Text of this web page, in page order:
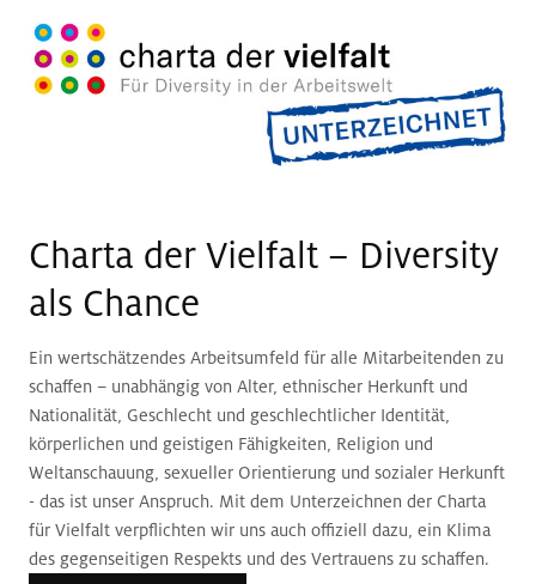
Charta der Vielfalt – Diversity
als Chance
Ein wertschätzendes Arbeitsumfeld für alle Mitarbeitenden zu
schaffen – unabhängig von Alter, ethnischer Herkunft und
Nationalität, Geschlecht und geschlechtlicher Identität,
körperlichen und geistigen Fähigkeiten, Religion und
Weltanschauung, sexueller Orientierung und sozialer Herkunft
- das ist unser Anspruch. Mit dem Unterzeichnen der Charta
für Vielfalt verpflichten wir uns auch offiziell dazu, ein Klima
des gegenseitigen Respekts und des Vertrauens zu schaffen.